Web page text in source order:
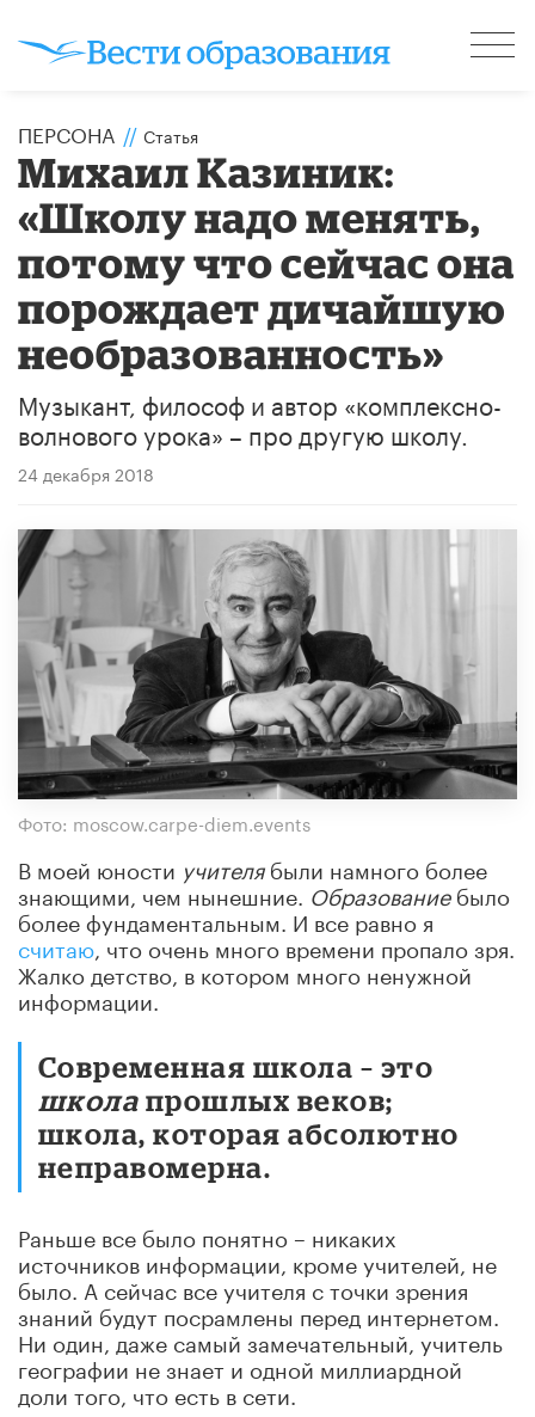
ПЕРСОНА // Статья
Михаил Казиник:
«Школу надо менять,
потому что сейчас она
порождает дичайшую
необразованность»
Музыкант, философ и автор «комплексно-
волнового урока» – про другую школу.
24 декабря 2018
Фото: moscow.carpe-diem.events
В моей юности учителябыли намного более
знающими, чем нынешние. Образованиебыло
более фундаментальным. И все равно я
считаю , что очень много времени пропало зря.
Жалко детство, в котором много ненужной
информации.
Современная школа – это
школа прошлых веков;
школа, которая абсолютно
неправомерна.
Раньше все было понятно – никаких
источников информации, кроме учителей, не
было. А сейчас все учителя с точки зрения
знаний будут посрамлены перед интернетом.
Ни один, даже самый замечательный, учитель
географии не знает и одной миллиардной
доли того, что есть в сети.